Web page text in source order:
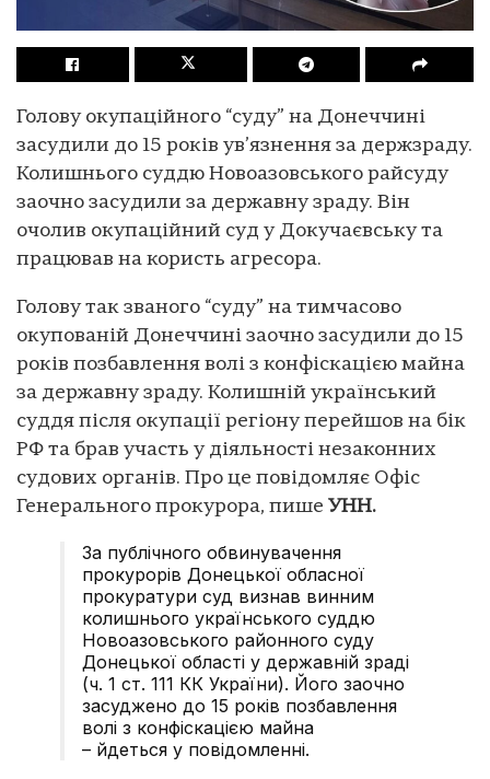
Голову окупаційного “суду” на Донеччині
засудили до 15 років ув’язнення за держзраду.
Колишнього суддю Новоазовського райсуду
заочно засудили за державну зраду. Він
очолив окупаційний суд у Докучаєвську та
працював на користь агресора.
Голову так званого “суду” на тимчасово
окупованій Донеччині заочно засудили до 15
років позбавлення волі з конфіскацією майна
за державну зраду. Колишній український
суддя після окупації регіону перейшов на бік
РФ та брав участь у діяльності незаконних
судових органів. Про це повідомляє Офіс
Генерального прокурора, пише УНН.
За публічного обвинувачення
прокурорів Донецької обласної
прокуратури суд визнав винним
колишнього українського суддю
Новоазовського районного суду
Донецької області у державній зраді
(ч. 1 ст. 111 КК України). Його заочно
засуджено до 15 років позбавлення
волі з конфіскацією майна
– йдеться у повідомленні.